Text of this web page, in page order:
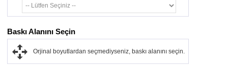
Baskı Alanını Seçin
Orjinal boyutlardan seçmediyseniz, baskı alanını seçin.